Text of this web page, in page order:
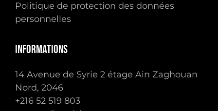
Sous-total :
Politique de protection des données
personnelles
Informations
14 Avenue de Syrie 2 étage Ain Zaghouan
Nord, 2046
+216 ‭52 519 803‬